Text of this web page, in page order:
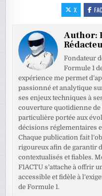
X
Author:
Fondateur
Formule 1
expérience me permet
passionné et analytique
ses enjeux techniques à
couverture quotidienne de
particulière portée aux
décisions réglementaires
Chaque publication fait
rigoureux afin de garantir
contextualisés et fiables.
F1ACTU s’attache à offrir
accessible et fidèle à
de Formule 1.